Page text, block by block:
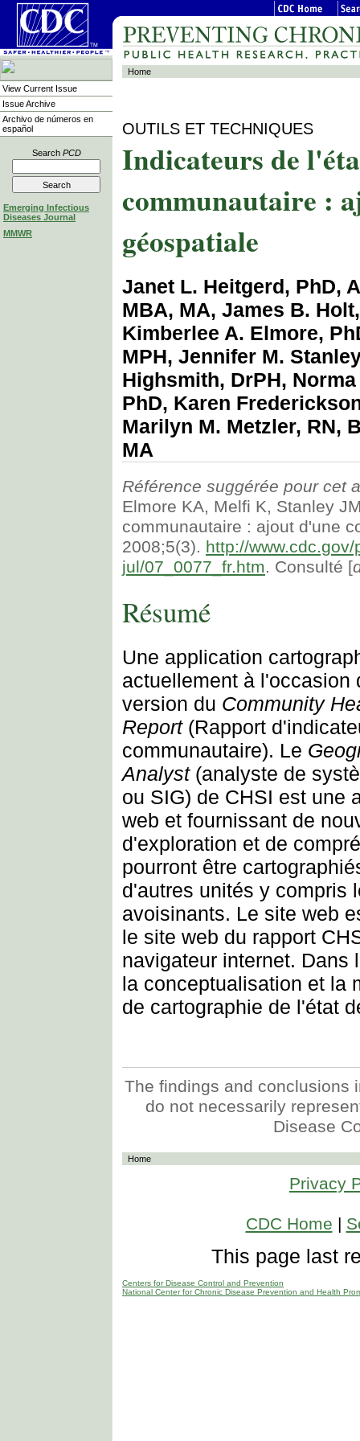
View Current Issue
Issue Archive
Archivo de números en
español
Search PCD
Emerging Infectious
Diseases Journal
MMWR
Home
OUTILS ET TECHNIQUES
Indicateurs de
communautaire :
géospatiale
Janet L. Heitgerd, PhD,
MBA, MA, James B.
Kimberlee A. Elmore,
MPH, Jennifer M.
Highsmith, DrPH,
PhD, Karen
Marilyn M. Metzler, RN,
MA
Référence suggérée pour cet
Elmore KA, Melfi K, Stanley
communautaire : ajout d'une
2008;5(3). http://
jul/07_0077_fr.htm. Consulté [
Résumé
Une application
actuellement à l'occasion
version du Community
Report(Rapport
communautaire). Le
Analyst(analyste de
ou SIG) de CHSI est une
web et fournissant de
d'exploration et de
pourront être
d'autres unités y compris
avoisinants. Le site web
le site web du rapport
navigateur internet. Dans
la conceptualisation et la
de cartographie de l'état
The findings and conclusions
do not necessarily
Disease
Home
Privacy
CDC Home |
This page last
Centers for Disease Control and Prevention
National Center for Chronic Disease Prevention and Health